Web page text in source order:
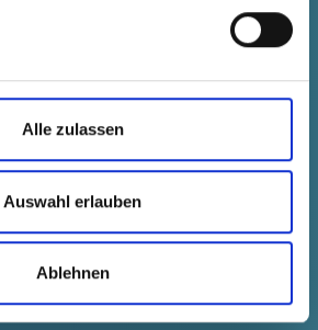
Alle zulassen
Auswahl erlauben
Ablehnen